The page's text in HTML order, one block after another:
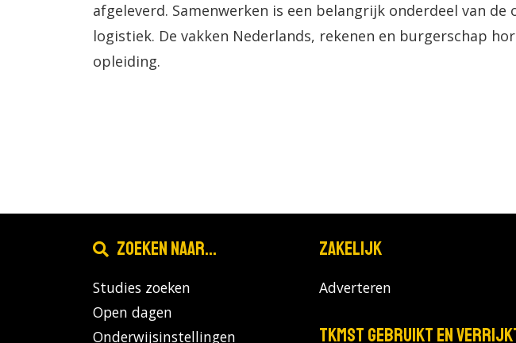
afgeleverd. Samenwerken is een belangrijk onderdeel van
logistiek. De vakken Nederlands, rekenen en burgerschap
opleiding.
Zoeken naar...
Studies zoeken
Open dagen
Onderwijsinstellingen
Zakelijk
Adverteren
TKMST gebruikt en